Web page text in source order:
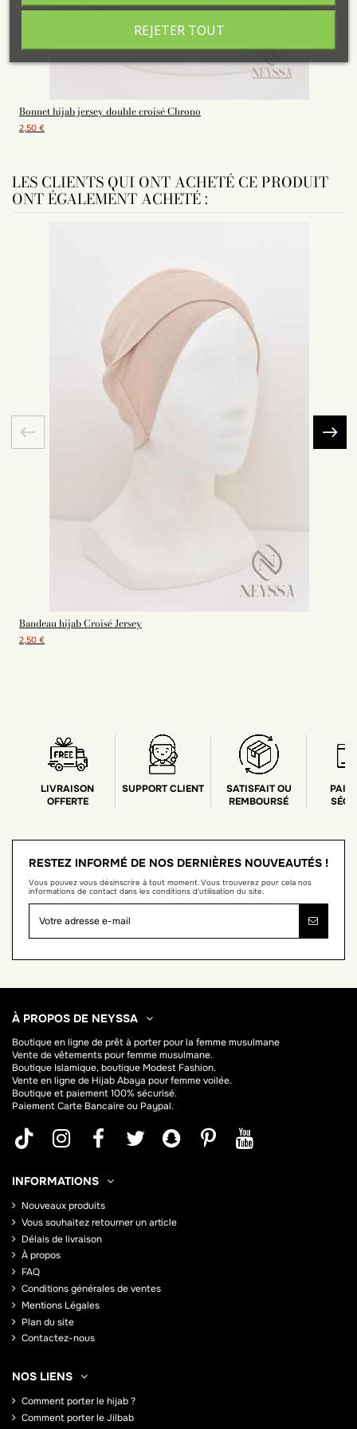
Bonnet hijab jersey double croisé Chrono
2,50 €
LES CLIENTS QUI ONT ACHETÉ CE PRODUIT
ONT ÉGALEMENT ACHETÉ :
Bandeau hijab Croisé Jersey
2,50 €
LIVRAISON
OFFERTE
SUPPORT CLIENT
SATISFAIT OU
REMBOURSÉ
RESTEZ INFORMÉ DE NOS DERNIÈRES NOUVEAUTÉS !
Vous pouvez vous désinscrire à tout moment. Vous trouverez pour cela nos
informations de contact dans les conditions d'utilisation du site.
À PROPOS DE NEYSSA
Boutique en ligne deprêt à porter pour la femme musulmane
Vente de vêtements pour femme musulmane.
Boutique Islamique, boutique Modest Fashion.
Vente en ligne de HijabAbaya pour femme voilée.
Boutique et paiement 100% sécurisé.
Paiement Carte Bancaire ou Paypal.
INFORMATIONS
Nouveaux produits
Vous souhaitez retourner un article
Délais de livraison
À propos
FAQ
Conditions générales de ventes
Mentions Légales
Plan du site
Contactez-nous
NOS LIENS
Comment porter le hijab ?
Comment porter le Jilbab
REJETER TOUT